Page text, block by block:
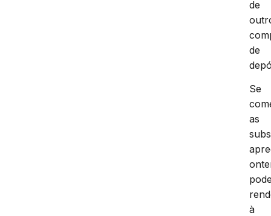
de
de
Se
as
à